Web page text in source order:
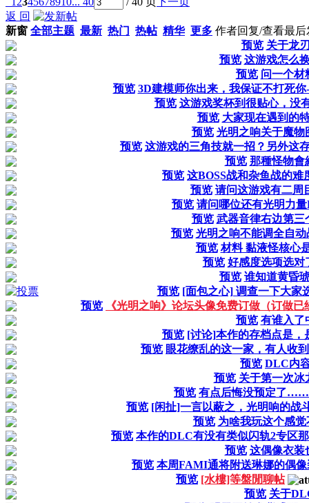
返 回
新窗 全部主题 最新 热门 热帖 精华 更多 作者回复/查看最后
预览 关于龙
预览 这游戏怎么
预览 问一个材
预览 3D建模师你出来，我保证不打死
预览 这游戏奖杯到很贴心，没
预览 大家现在遇到的
预览 光明之响关于魔物
预览 这游戏的三角技就一招？另外这
预览 那種怪物會
预览 这BOSS战和杂鱼战的难
预览 请问这游戏有二周
预览 请问哪位还有光明力
预览 武器音律右边第三
预览 光明之响不能调全自
预览 材料 黏液怪核心
预览 好感度选项选对
预览 谁知道黄昏
预览 [面包之心] 调查一下大家
预览
《光明之响》论坛头像免费订做（订做已
预览 有谁入了
预览 [讨论]本作的存档点是，
预览 眼花缭乱的这一家，有人收
预览 DLC内
预览 关于第一次冰
预览 有点后悔没预定了……
预览 [闲扯]一言以蔽之，光明响的战
预览 为啥我玩这个感
预览 本作的DLC有没有类似闪轨2专区
预览 这偶像衣装
预览 本周FAMI通将附送琳娜的偶
预览 [水樓]等盤閒聊帖
预览 关于